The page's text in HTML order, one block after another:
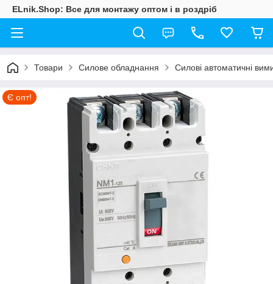
ELnik.Shop: Все для монтажу оптом і в роздріб
Товари Силове обладнання Силові автоматичні
Є опт!